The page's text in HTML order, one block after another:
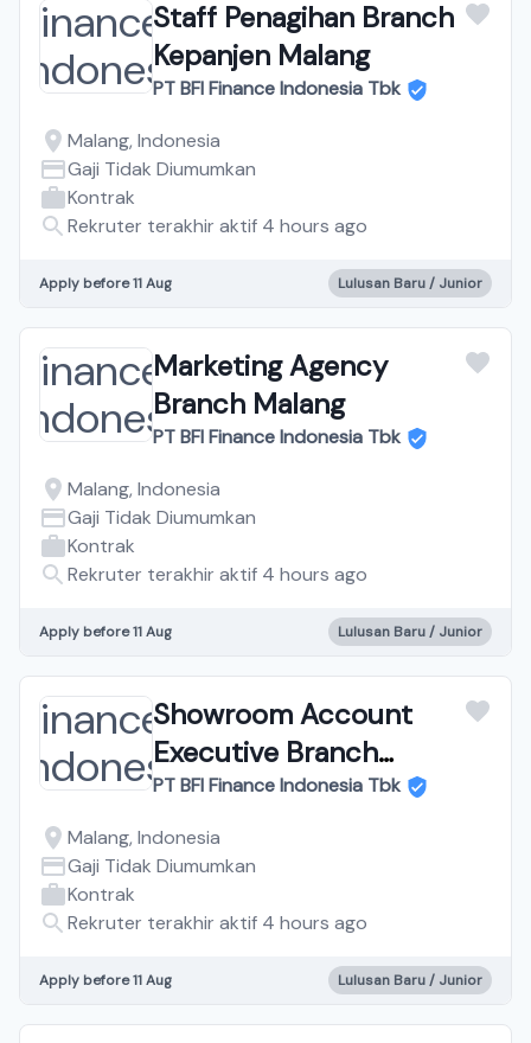
Staff Penagihan Branch
Kepanjen Malang
PT BFI Finance Indonesia Tbk
Malang, Indonesia
Gaji Tidak Diumumkan
Kontrak
Rekruter terakhir aktif 4 hours ago
Apply before 11 Aug Lulusan Baru / Junior
Marketing Agency
Branch Malang
PT BFI Finance Indonesia Tbk
Malang, Indonesia
Gaji Tidak Diumumkan
Kontrak
Rekruter terakhir aktif 4 hours ago
Apply before 11 Aug Lulusan Baru / Junior
Showroom Account
Executive Branch
Malang
PT BFI Finance Indonesia Tbk
Malang, Indonesia
Gaji Tidak Diumumkan
Kontrak
Rekruter terakhir aktif 4 hours ago
Apply before 11 Aug Lulusan Baru / Junior